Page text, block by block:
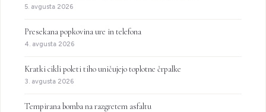
5. avgusta 2026
Presekana popkovina ure in telefona
4. avgusta 2026
Kratki cikli poleti tiho uničujejo toplotne črpalke
3. avgusta 2026
Tempirana bomba na razgretem asfaltu